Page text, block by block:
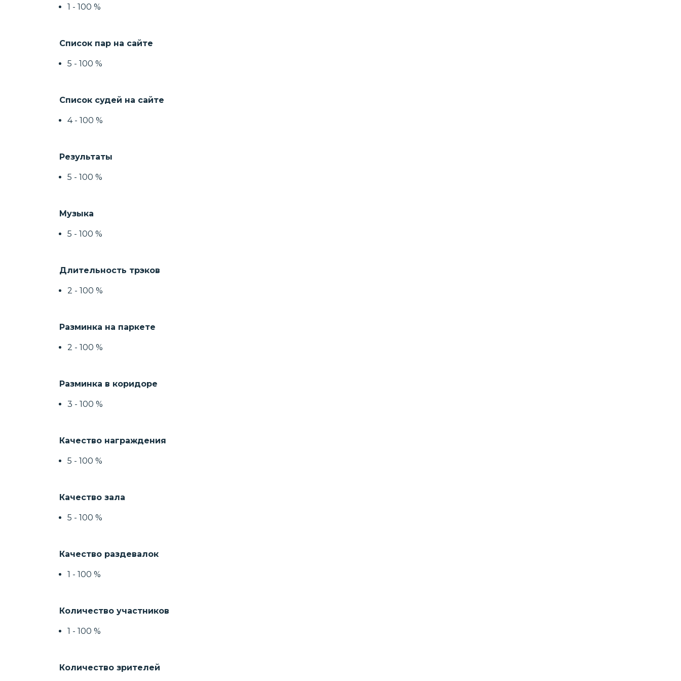
1 - 100 %
Список пар на сайте
5 - 100 %
Список судей на сайте
4 - 100 %
Результаты
5 - 100 %
Музыка
5 - 100 %
Длительность трэков
2 - 100 %
Разминка на паркете
2 - 100 %
Разминка в коридоре
3 - 100 %
Качество награждения
5 - 100 %
Качество зала
5 - 100 %
Качество раздевалок
1 - 100 %
Количество участников
1 - 100 %
Количество зрителей